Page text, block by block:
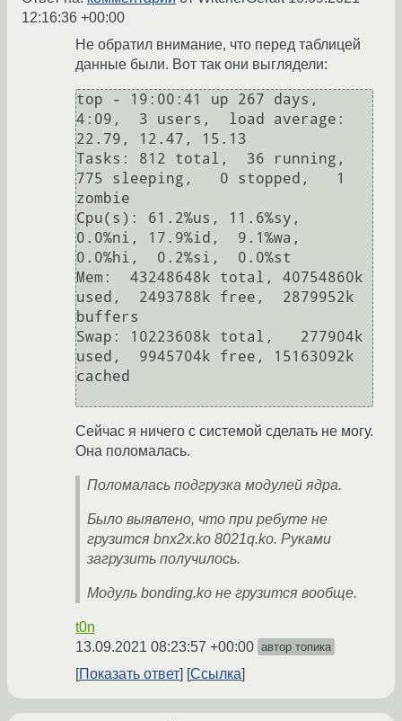
12:16:36 +00:00
Не обратил внимание, что перед таблицей
данные были. Вот так они выглядели:
top - 19:00:41 up 267 days,
4:09,  3 users,  load average:
22.79, 12.47, 15.13
Tasks: 812 total,  36 running,
775 sleeping,   0 stopped,   1
zombie
Cpu(s): 61.2%us, 11.6%sy,
0.0%ni, 17.9%id,  9.1%wa,
0.0%hi,  0.2%si,  0.0%st
Mem:  43248648k total, 40754860k
used,  2493788k free,  2879952k
buffers
Swap: 10223608k total,   277904k
used,  9945704k free, 15163092k
cached
Сейчас я ничего с системой сделать не могу.
Она поломалась.
Поломалась подгрузка модулей ядра.
Было выявлено, что при ребуте не
грузится bnx2x.ko 8021q.ko. Руками
загрузить получилось.
Модуль bonding.ko не грузится вообще.
t0n
13.09.2021 08:23:57 +00:00 автор топика
Показать ответ Ссылка